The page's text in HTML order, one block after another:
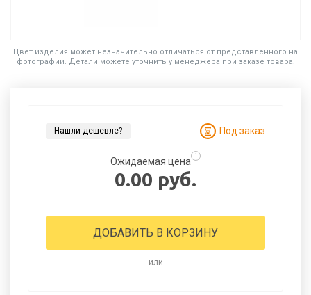
Цвет изделия может незначительно отличаться от представленного на
фотографии. Детали можете уточнить у менеджера при заказе товара.
Нашли дешевле? Под заказ
Ожидаемая цена i
0.00 руб.
ДОБАВИТЬ В КОРЗИНУ
— или —